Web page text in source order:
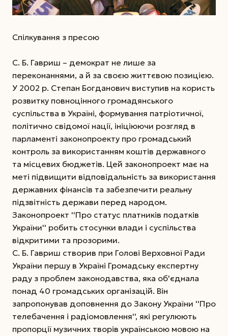
Спілкування з пресою
С. Б. Гавриш – демократ не лише за
переконаннями, а й за своєю життєвою позицією.
У 2002 р. Степан Богданович виступив на користь
розвитку повноцінного громадянського
суспільства в Україні, формування патріотичної,
політично свідомої нації, ініціюючи розгляд в
парламенті законопроекту про громадський
контроль за використанням коштів державного
та місцевих бюджетів. Цей законопроект має на
меті підвищити відповідальність за використання
державних фінансів та забезпечити реальну
підзвітність держави перед народом.
Законопроект ''Про статус платників податків
України'' робить стосунки влади і суспільства
відкритими та прозорими.
С. Б. Гавриш створив при Голові Верховної Ради
України першу в Україні Громадську експертну
раду з проблем законодавства, яка об'єднала
понад 40 громадських організацій. Він
запропонував доповнення до Закону України ''Про
телебачення і радіомовлення'', які регулюють
пропорції музичних творів українською мовою на